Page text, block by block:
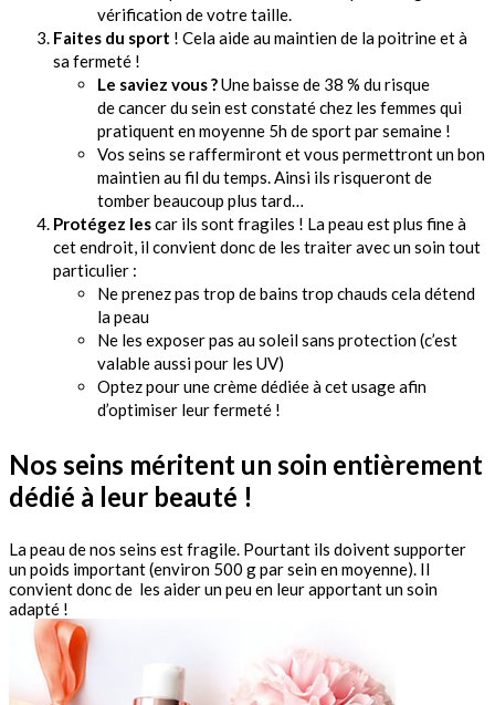
vérification de votre taille.
Faites du sport ! Cela aide au maintien de la poitrine et à
sa fermeté !
Le saviez vous ?Une baisse de 38 % du risque
de cancer du sein est constaté chez les femmes qui
pratiquent en moyenne 5h de sport par semaine !
Vos seins se raffermiront et vous permettront un bon
maintien au fil du temps. Ainsi ils risqueront de
tomber beaucoup plus tard…
Protégez lescar ils sont fragiles ! La peau est plus fine à
cet endroit, il convient donc de les traiter avec un soin tout
particulier :
Ne prenez pas trop de bains trop chauds cela détend
la peau
Ne les exposer pas au soleil sans protection (c’est
valable aussi pour les UV)
Optez pour une crème dédiée à cet usage afin
d’optimiser leur fermeté !
Nos seins méritent un soin entièrement
dédié à leur beauté !
La peau de nos seins est fragile. Pourtant ils doivent supporter
un poids important (environ 500 g par sein en moyenne). Il
convient donc de les aider un peu en leur apportant un soin
adapté !